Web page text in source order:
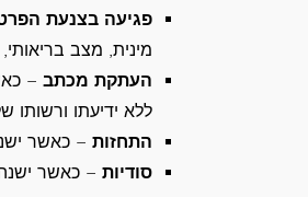
פגיעה בצנעת
מינית, מצב
העתקת מכתב
ללא ידיעתו ורשותו
התחזות – כאשר
סודיות – כאשר